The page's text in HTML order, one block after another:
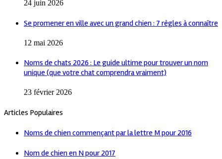
24 juin 2026
Se promener en ville avec un grand chien : 7 règles à connaître
12 mai 2026
Noms de chats 2026 : Le guide ultime pour trouver un nom
unique (que votre chat comprendra vraiment)
23 février 2026
Articles Populaires
Noms de chien commençant par la lettre M pour 2016
Nom de chien en N pour 2017